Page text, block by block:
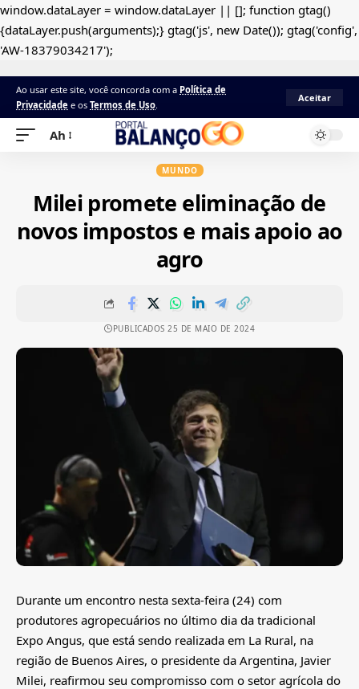
window.dataLayer = window.dataLayer || []; function gtag()
{dataLayer.push(arguments);} gtag('js', new Date()); gtag('config',
'AW-18379034217');
Ao usar este site, você concorda com a Política de
Privacidade e os Termos de Uso.
Aceitar
Ah
MUNDO
Milei promete eliminação de
novos impostos e mais apoio ao
agro
PUBLICADOS 25 DE MAIO DE 2024
Durante um encontro nesta sexta-feira (24) com
produtores agropecuários no último dia da tradicional
Expo Angus, que está sendo realizada em La Rural, na
região de Buenos Aires, o presidente da Argentina, Javier
Milei, reafirmou seu compromisso com o setor agrícola do